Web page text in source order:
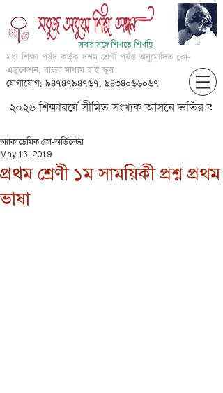
সবার সঙ্গে শিখতে শিখছি
মধ্য শিক্ষা পর্ষদ কর্তৃক দশম শ্রেণী পর্যন্ত অনুমোদিত কো-
এডুকেশন, বাংলা মাধ্যম হাই স্কুল।
যোগাযোগ: ৯৪৭৪৭৯৪৭৬৭, ৯৪৩৪০৬৬০৬৭
২০২৬ শিক্ষাবর্ষে সীমিত সংখ্যক আসনে ভর্তির
প্রথম শ্রেণী ১ম সাময়িকী প্রশ্ন প্রথম
ভাষা
অ্যাকাডেমিক কো-অর্ডিনেটর
May 13, 2019